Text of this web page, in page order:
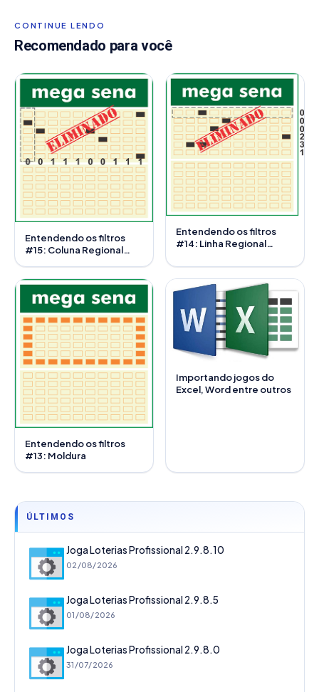
CONTINUE LENDO
Recomendado para você
Entendendo os filtros
#15: Coluna Regional
Entendendo os filtros
#14: Linha Regional
Entendendo os filtros
#13: Moldura
Importando jogos do
Excel, Word entre outros
ÚLTIMOS
Joga Loterias Profissional 2.9.8.10
02/08/2026
Joga Loterias Profissional 2.9.8.5
01/08/2026
Joga Loterias Profissional 2.9.8.0
31/07/2026